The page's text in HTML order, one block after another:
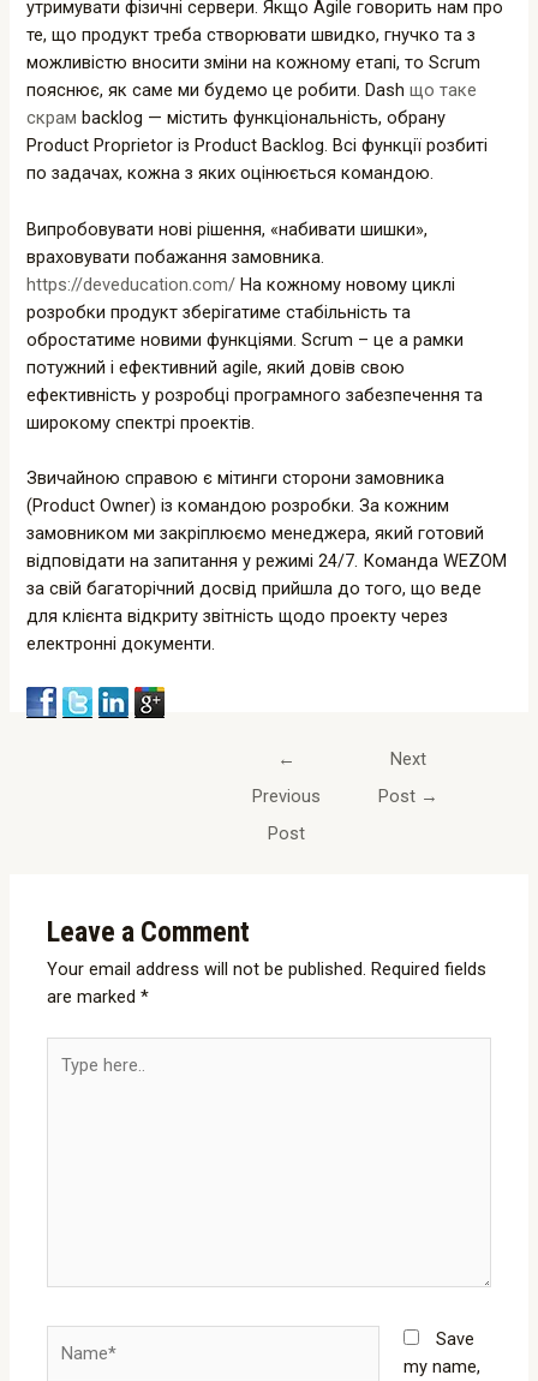
утримувати фізичні сервери. Якщо Agile говорить нам про
те, що продукт треба створювати швидко, гнучко та з
можливістю вносити зміни на кожному етапі, то Scrum
пояснює, як саме ми будемо це робити. Dashщо таке
скрам backlog — містить функціональність, обрану
Product Proprietor із Product Backlog. Всі функції розбиті
по задачах, кожна з яких оцінюється командою.
Випробовувати нові рішення, «набивати шишки»,
враховувати побажання замовника.
https://deveducation.com/ На кожному новому циклі
розробки продукт зберігатиме стабільність та
обростатиме новими функціями. Scrum – це а рамки
потужний і ефективний agile, який довів свою
ефективність у розробці програмного забезпечення та
широкому спектрі проектів.
Звичайною справою є мітинги сторони замовника
(Product Owner) із командою розробки. За кожним
замовником ми закріплюємо менеджера, який готовий
відповідати на запитання у режимі 24/7. Команда WEZOM
за свій багаторічний досвід прийшла до того, що веде
для клієнта відкриту звітність щодо проекту через
електронні документи.
←
Previous
Post
Next
Post →
Leave a Comment
Your email address will not be published. Required fields
are marked*
here..
Save
my name,